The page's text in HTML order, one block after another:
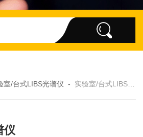
室/台式LIBS光谱仪 - 实验室/台式LIBS光谱仪
仪